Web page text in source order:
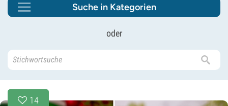
Suche in Kategorien
oder
14